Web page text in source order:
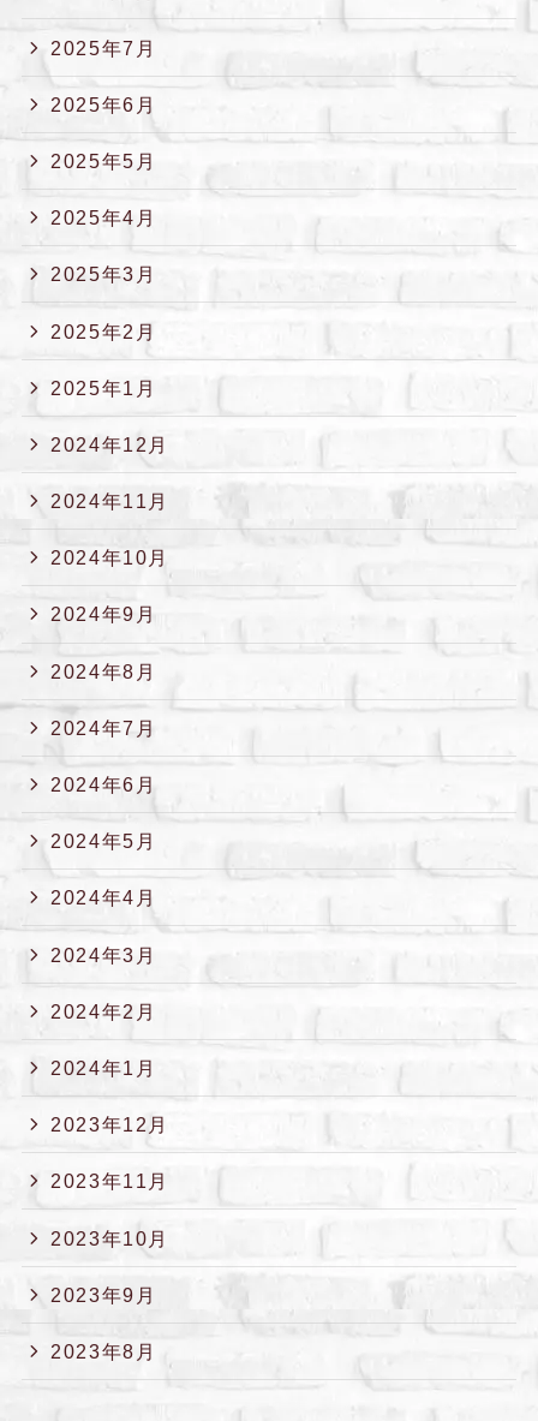
2025年7月
2025年6月
2025年5月
2025年4月
2025年3月
2025年2月
2025年1月
2024年12月
2024年11月
2024年10月
2024年9月
2024年8月
2024年7月
2024年6月
2024年5月
2024年4月
2024年3月
2024年2月
2024年1月
2023年12月
2023年11月
2023年10月
2023年9月
2023年8月